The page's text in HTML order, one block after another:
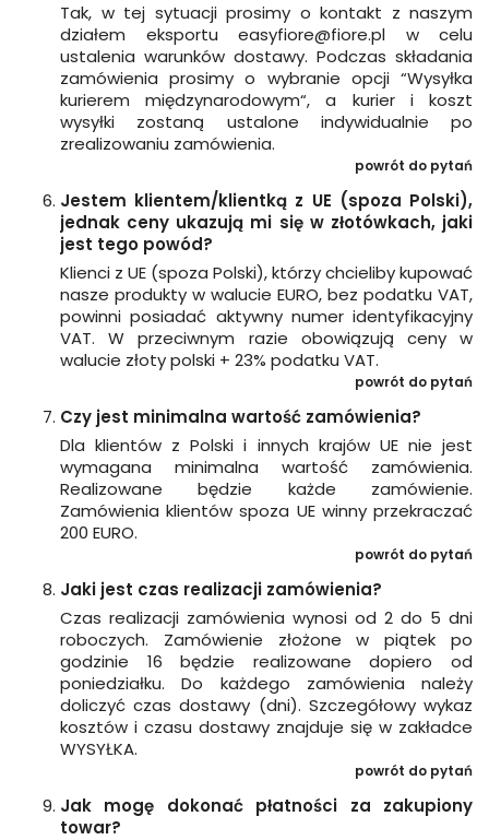
Tak, w tej sytuacji prosimy o kontakt z naszym
działem eksportu easyfiore@fiore.pl w celu
ustalenia warunków dostawy. Podczas składania
zamówienia prosimy o wybranie opcji “Wysyłka
kurierem międzynarodowym“, a kurier i koszt
wysyłki zostaną ustalone indywidualnie po
zrealizowaniu zamówienia.
powrót do pytań
Jestem klientem/klientką z UE (spoza Polski),
jednak ceny ukazują mi się w złotówkach, jaki
jest tego powód?
Klienci z UE (spoza Polski), którzy chcieliby kupować
nasze produkty w walucie EURO, bez podatku VAT,
powinni posiadać aktywny numer identyfikacyjny
VAT. W przeciwnym razie obowiązują ceny w
walucie złoty polski + 23% podatku VAT.
powrót do pytań
Czy jest minimalna wartość zamówienia?
Dla klientów z Polski i innych krajów UE nie jest
wymagana minimalna wartość zamówienia.
Realizowane będzie każde zamówienie.
Zamówienia klientów spoza UE winny przekraczać
200 EURO.
powrót do pytań
Jaki jest czas realizacji zamówienia?
Czas realizacji zamówienia wynosi od 2 do 5 dni
roboczych. Zamówienie złożone w piątek po
godzinie 16 będzie realizowane dopiero od
poniedziałku. Do każdego zamówienia należy
doliczyć czas dostawy (dni). Szczegółowy wykaz
kosztów i czasu dostawy znajduje się w zakładce
WYSYŁKA.
powrót do pytań
Jak mogę dokonać płatności za zakupiony
towar?